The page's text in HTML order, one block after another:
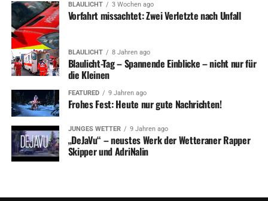
BLAULICHT 3 Wochen ago
Vorfahrt missachtet: Zwei Verletzte nach Unfall
BLAULICHT 8 Jahren ago
Blaulicht-Tag – Spannende Einblicke – nicht nur für
die Kleinen
FEATURED 9 Jahren ago
Frohes Fest: Heute nur gute Nachrichten!
JUNGES WETTER 9 Jahren ago
„DeJaVu“ – neustes Werk der Wetteraner Rapper
Skipper und AdriNalin